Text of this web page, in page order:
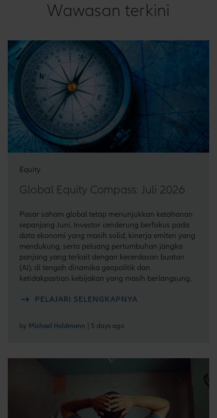
Wawasan terkini
Equity
Global Equity Compass: Juli 2026
Pasar saham global tetap menunjukkan ketahanan
sepanjang Juni. Investor cenderung berfokus pada
data ekonomi yang masih solid, kinerja emiten yang
mendukung, serta peluang pertumbuhan jangka
panjang yang terkait dengan kecerdasan buatan
(AI), di tengah dinamika geopolitik dan
ketidakpastian kebijakan yang masih berlangsung.
PELAJARI SELENGKAPNYA
by Michael Heldmann | 5 days ago